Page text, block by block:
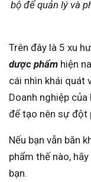
bộ để quản lý và
Trên đây là 5 xu
dược phẩm hiện
cái nhìn khái quát
Doanh nghiệp
để tạo nên sự đột
Nếu bạn vẫn băn
phẩm thế nào,
bạn.